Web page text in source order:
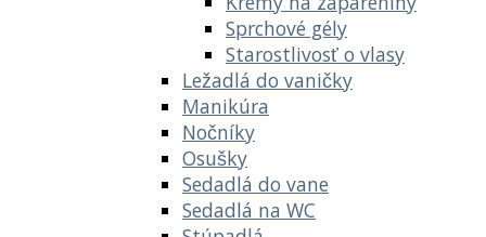
Sprchové gély
Starostlivosť o vlasy
Ležadlá do vaničky
Manikúra
Nočníky
Osušky
Sedadlá do vane
Sedadlá na WC